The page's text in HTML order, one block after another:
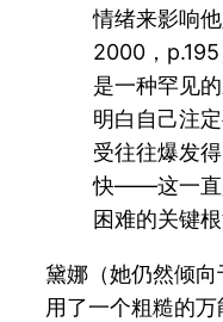
情绪来影响
2000，
是一种罕见
明白自己注
受往往爆发
快——这一直
困难的关键根
黛娜（她仍然倾
用了一个粗糙的万